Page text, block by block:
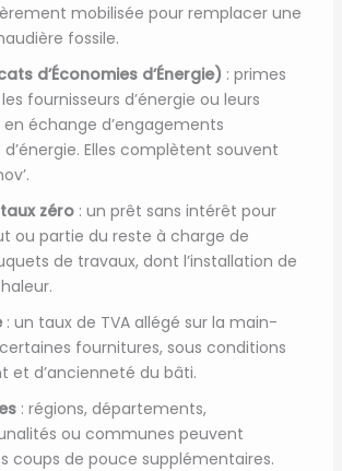
mobilisée pour remplacer une
fossile.
d’Économies d’Énergie) : primes
fournisseurs d’énergie ou leurs
échange d’engagements
d’énergie. Elles complètent souvent
zéro: un prêt sans intérêt pour
ou partie du reste à charge de
de travaux, dont l’installation de
: un taux de TVA allégé sur la main-
fournitures, sous conditions
et d’ancienneté du bâti.
: régions, départements,
ou communes peuvent
coups de pouce supplémentaires.